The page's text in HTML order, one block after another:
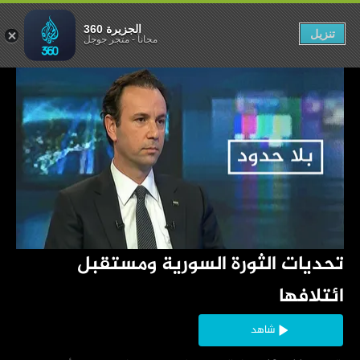
ائتلافها
شاهد
ائتلافها
الجزيرة 360
مجاناً-متجر جوجل تنزيل